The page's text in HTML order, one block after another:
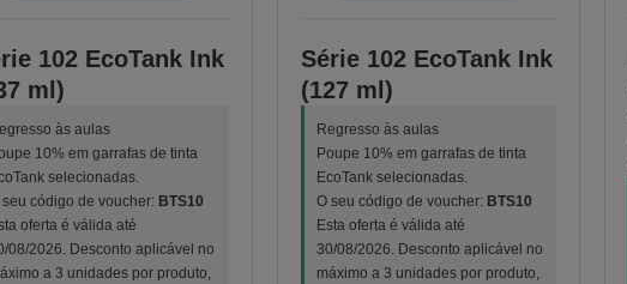
102 EcoTank Ink
ml)
às aulas
10% em garrafas de tinta
selecionadas.
seu código de voucher: BTS10
oferta é válida até
08/2026. Desconto aplicável no
a 3 unidades por produto,
Série 102 EcoTank Ink
(127 ml)
Regresso às aulas
Poupe 10% em garrafas de tinta
EcoTank selecionadas.
O seu código de voucher: BTS10
Esta oferta é válida até
30/08/2026. Desconto aplicável no
máximo a 3 unidades por produto,